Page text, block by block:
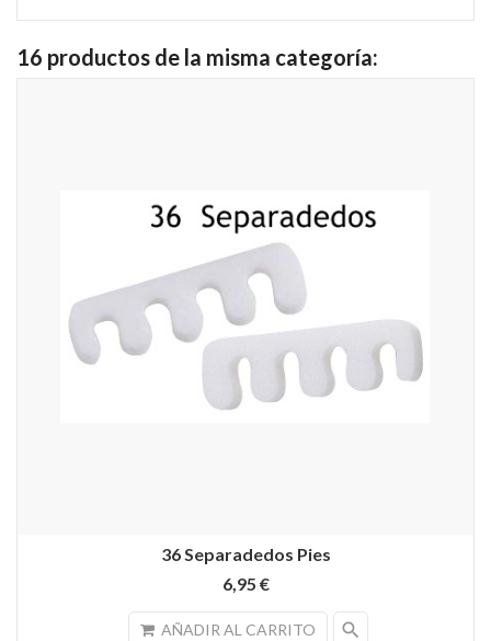
16 productos de la misma categoría:
36 Separadedos Pies
6,95 €
AÑADIR AL CARRITO search